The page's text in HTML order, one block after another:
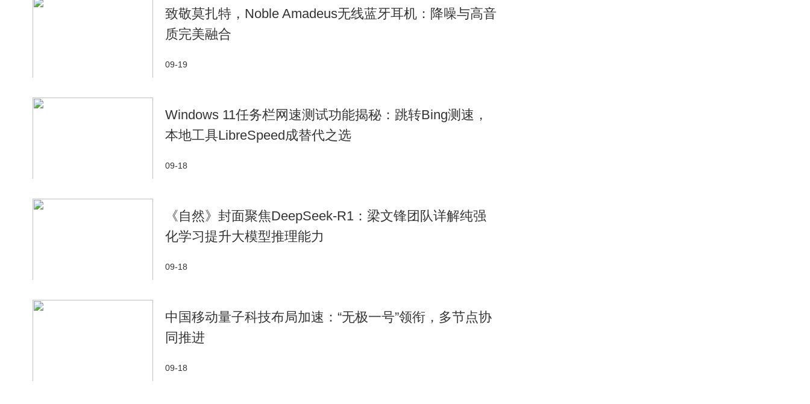
致敬莫扎特，Noble Amadeus无线蓝牙耳机：降噪与高音
质完美融合
09-19
Windows 11任务栏网速测试功能揭秘：跳转Bing测速，
本地工具LibreSpeed成替代之选
09-18
​《自然》封面聚焦DeepSeek-R1：梁文锋团队详解纯强
化学习提升大模型推理能力​
09-18
中国移动量子科技布局加速：“无极一号”领衔，多节点协
同推进
09-18